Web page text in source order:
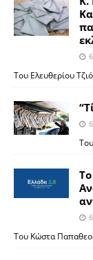
Του Ελευθερίου
Του Κώστα